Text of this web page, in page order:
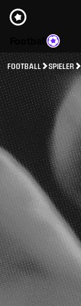
FOOTBALL SPIELER